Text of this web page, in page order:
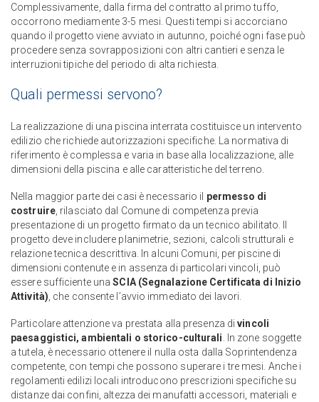
Complessivamente, dalla firma del contratto al primo tuffo,
occorrono mediamente 3-5 mesi. Questi tempi si accorciano
quando il progetto viene avviato in autunno, poiché ogni fase può
procedere senza sovrapposizioni con altri cantieri e senza le
interruzioni tipiche del periodo di alta richiesta.
Quali permessi servono?
La realizzazione di una piscina interrata costituisce un intervento
edilizio che richiede autorizzazioni specifiche. La normativa di
riferimento è complessa e varia in base alla localizzazione, alle
dimensioni della piscina e alle caratteristiche del terreno.
Nella maggior parte dei casi è necessario il permesso di
costruire, rilasciato dal Comune di competenza previa
presentazione di un progetto firmato da un tecnico abilitato. Il
progetto deve includere planimetrie, sezioni, calcoli strutturali e
relazione tecnica descrittiva. In alcuni Comuni, per piscine di
dimensioni contenute e in assenza di particolari vincoli, può
essere sufficiente unaSCIA (Segnalazione Certificata di Inizio
Attività) , che consente l’avvio immediato dei lavori.
Particolare attenzione va prestata alla presenza divincoli
paesaggistici, ambientali o storico-culturali . In zone soggette
a tutela, è necessario ottenere il nulla osta dalla Soprintendenza
competente, con tempi che possono superare i tre mesi. Anche i
regolamenti edilizi locali introducono prescrizioni specifiche su
distanze dai confini, altezza dei manufatti accessori, materiali e